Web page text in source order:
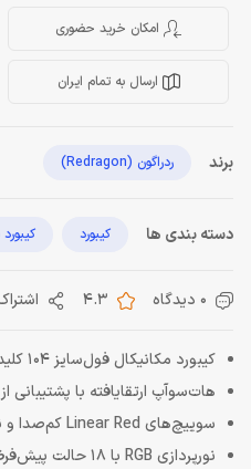
امکان خرید حضوری
ارسال به تمام ایران
برند ردراگون (Redragon)
دسته بندی ها کیبورد کیبورد
0 دیدگاه 4.3
کیبورد مکانیکال فول‌سایز 104 کلیدی
هات‌سوآپ ارتقایافته با پشتیبانی از
سوییچ‌های Linear Red کم‌صدا و نرم
نورپردازی RGB با 18 حالت پیش‌فرض